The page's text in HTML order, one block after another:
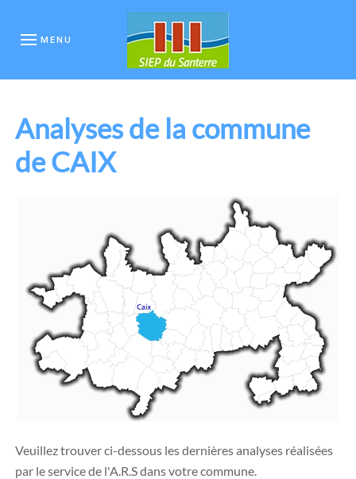
MENU
Analyses de la commune
de CAIX
Veuillez trouver ci-dessous les dernières analyses réalisées
par le service de l'A.R.S dans votre commune.